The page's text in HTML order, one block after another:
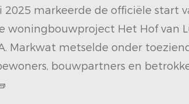
2025 markeerde de officiële start
woningbouwproject Het Hof van
Markwat metselde onder
bouwpartners en